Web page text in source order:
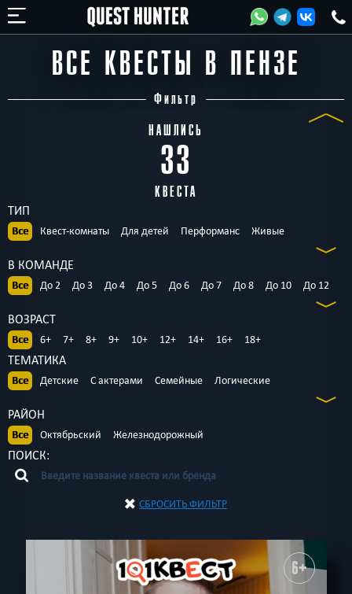
ВСЕ КВЕСТЫ В ПЕНЗЕ
Фильтр
НАШЛИСЬ
33
КВЕСТА
ТИП
Все Квест-комнаты Для детей Перформанс
Живые
В КОМАНДЕ
Все До 2 До 3 До 4 До 5 До 6 До 7 До 8 До 10
До 12
ВОЗРАСТ
Все 6+ 7+ 8+ 9+ 10+ 12+ 14+ 16+ 18+
ТЕМАТИКА
Все Детские С актерами Семейные
Логические
Спастись
Про путешествие
Технологичные
РАЙОН
Все Октябрьский Железнодорожный
ПОИСК:
СБРОСИТЬ ФИЛЬТР
6+